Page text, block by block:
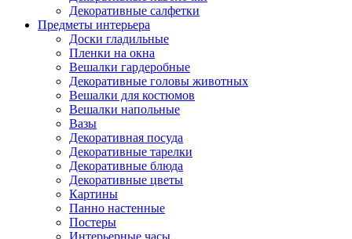
Декоративные салфетки
Предметы интерьера
Доски гладильные
Пленки на окна
Вешалки гардеробные
Декоративные головы животных
Вешалки для костюмов
Вешалки напольные
Вазы
Декоративная посуда
Декоративные тарелки
Декоративные блюда
Декоративные цветы
Картины
Панно настенные
Постеры
Интерьерные часы